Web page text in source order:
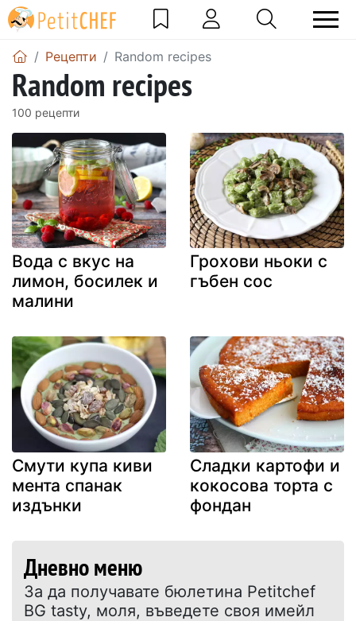
Рецепти Random recipes
Random recipes
100 рецепти
Вода с вкус на
лимон, босилек и
малини
Грохови ньоки с
гъбен сос
Смути купа киви
мента спанак
издънки
Сладки картофи и
кокосова торта с
фондан
Дневно меню
За да получавате бюлетина Petitchef
BG tasty, моля, въведете своя имейл